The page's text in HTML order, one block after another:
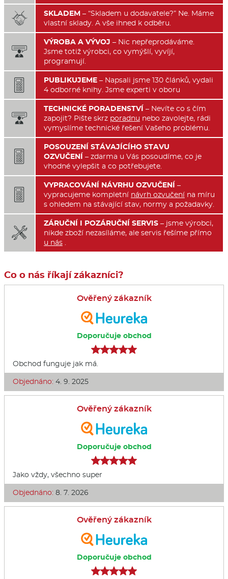
 SKLADEM – “Skladem u dodavatele?” Ne. Máme
vlastní sklady. A vše ihned k odběru.

VÝROBA A VÝVOJ – Nic nepřeprodáváme.
Jsme totiž výrobci, co vymýšlí, vyvíjí,
programují.
 PUBLIKUJEME – Napsali jsme 130 článků, vydali
4 odborné knihy. Jsme experti v oboru

TECHNICKÉ PORADENSTVÍ – Nevíte co s čím
zapojit? Pište skrz poradnu nebo zavolejte, rádi
vymyslíme technické řešení Vašeho problému.

POSOUZENÍ STÁVAJÍCÍHO STAVU
OZVUČENÍ – zdarma u Vás posoudíme, co je
vhodné vylepšit a co potřebujete.

VYPRACOVÁNÍ NÁVRHU OZVUČENÍ –
vypracujeme kompletní návrh ozvučení na míru
s ohledem na stávající stav, normy a požadavky.

ZÁRUČNÍ I POZÁRUČNÍ SERVIS – jsme výrobci,
nikde zboží nezasíláme, ale servis řešíme přímo
u nás .
Co o nás říkají zákazníci?
Ověřený zákazník
Doporučuje obchod
Obchod funguje jak má.
Objednáno: 4. 9. 2025
Ověřený zákazník
Doporučuje obchod
Jako vždy, všechno super
Objednáno: 8. 7. 2026
Ověřený zákazník
Doporučuje obchod